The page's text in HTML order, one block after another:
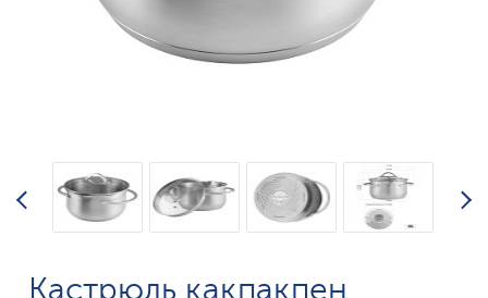
Кастрюль қақпақпен